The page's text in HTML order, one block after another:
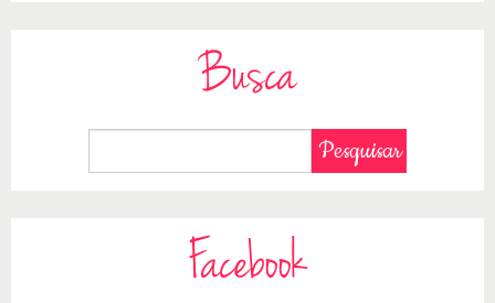
Busca
Facebook